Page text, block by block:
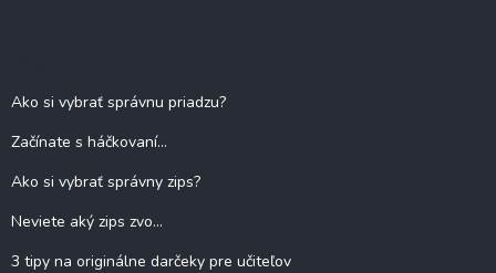
Ako si vybrať správnu priadzu?
Začínate s háčkovaní...
Ako si vybrať správny zips?
Neviete aký zips zvo...
3 tipy na originálne darčeky pre učiteľov